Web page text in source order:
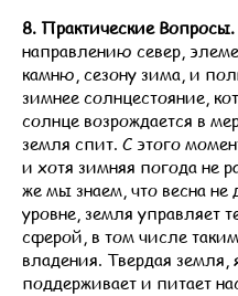
8. Практические Вопросы.
направлению север,
камню, сезону зима, и
зимнее солнцестояние,
солнце возрождается в
земля спит. С этого
и хотя зимняя погода не
же мы знаем, что весна
уровне, земля управляет
сферой, в том числе
владения. Твердая
поддерживает и питает